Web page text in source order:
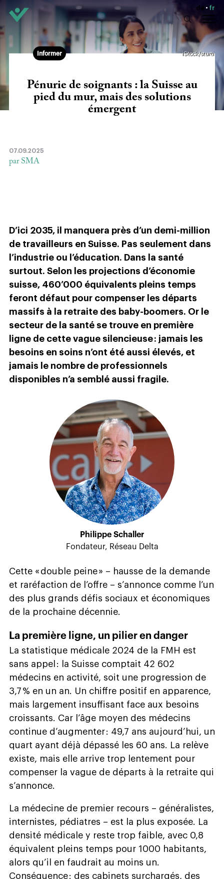
de fr
iStock/sturti
Informer
Pénurie de soignants : la Suisse au
pied du mur, mais des solutions
émergent
07.09.2025
par SMA
D’ici 2035, il manquera près d’un demi-million
de travailleurs en Suisse. Pas seulement dans
l’industrie ou l’éducation. Dans la santé
surtout. Selon les projections d’économie
suisse, 460’000 équivalents pleins temps
feront défaut pour compenser les départs
massifs à la retraite des baby-boomers. Or le
secteur de la santé se trouve en première
ligne de cette vague silencieuse : jamais les
besoins en soins n’ont été aussi élevés, et
jamais le nombre de professionnels
disponibles n’a semblé aussi fragile.
Philippe Schaller
Fondateur, Réseau Delta
Cette « double peine » – hausse de la demande
et raréfaction de l’offre – s’annonce comme l’un
des plus grands défis sociaux et économiques
de la prochaine décennie.
La première ligne, un pilier en danger
La statistique médicale 2024 de la FMH est
sans appel : la Suisse comptait 42 602
médecins en activité, soit une progression de
3,7 % en un an. Un chiffre positif en apparence,
mais largement insuffisant face aux besoins
croissants. Car l’âge moyen des médecins
continue d’augmenter : 49,7 ans aujourd’hui, un
quart ayant déjà dépassé les 60 ans. La relève
existe, mais elle arrive trop lentement pour
compenser la vague de départs à la retraite qui
s’annonce.
La médecine de premier recours – généralistes,
internistes, pédiatres – est la plus exposée. La
densité médicale y reste trop faible, avec 0,8
équivalent pleins temps pour 1000 habitants,
alors qu’il en faudrait au moins un.
Conséquence : des cabinets surchargés, des